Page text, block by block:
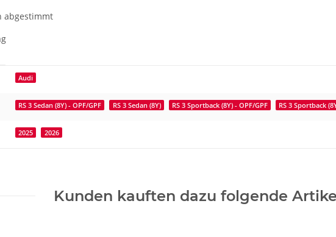
abgestimmt
Audi
RS 3 Sedan (8Y) - OPF/GPF RS 3 Sedan (8Y) RS 3 Sportback (8Y) - OPF/GPF RS 3 Sportback
2025 2026
Kunden kauften dazu folgende